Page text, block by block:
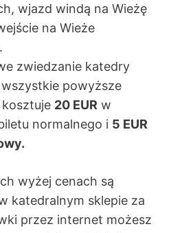
wjazd windą na Wieżę
na Wieże
zwiedzanie katedry
powyższe
20 EUR w
normalnego i 5 EUR
wyżej cenach są
katedralnym sklepie za
przez internet możesz